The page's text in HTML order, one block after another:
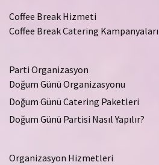
Coffee Break Hizmeti
Coffee Break Catering Kampanyaları
Parti Organizasyon
Doğum Günü Organizasyonu
Doğum Günü Catering Paketleri
Doğum Günü Partisi Nasıl Yapılır?
Organizasyon Hizmetleri